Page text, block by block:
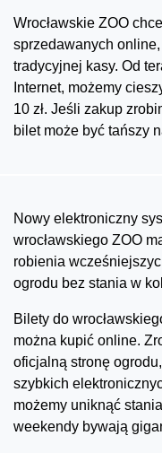
Wrocławskie ZOO
sprzedawanych
tradycyjnej kasy. Od
Internet, możemy
10 zł. Jeśli zakup
bilet może być tańszy
Nowy elektroniczny
wrocławskiego ZOO
robienia
ogrodu bez stania w
Bilety do
można kupić online.
oficjalną stronę
szybkich
możemy uniknąć
weekendy bywają